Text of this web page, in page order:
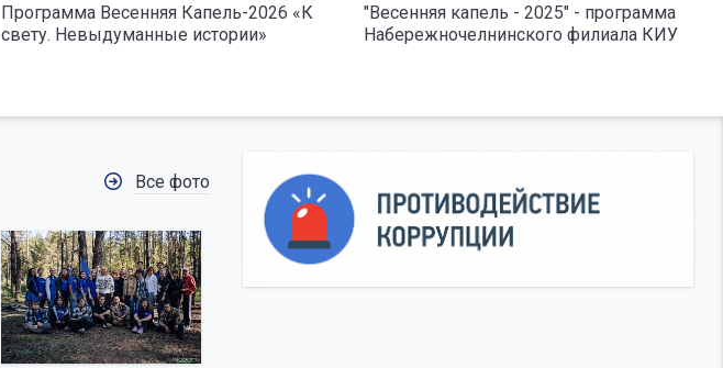
Программа Весенняя Капель-2026 «К
свету. Невыдуманные истории»
"Весенняя капель - 2025" - программа
Набережночелнинского филиала КИУ
Все фото